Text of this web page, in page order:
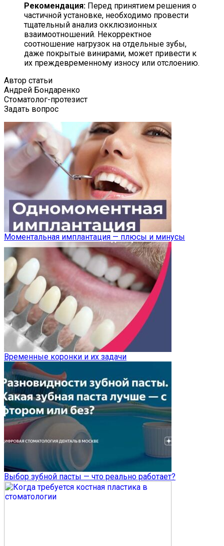
Рекомендация: Перед принятием решения о
частичной установке, необходимо провести
тщательный анализ окклюзионных
взаимоотношений. Некорректное
соотношение нагрузок на отдельные зубы,
даже покрытые винирами, может привести к
их преждевременному износу или отслоению.
Автор статьи
Андрей Бондаренко
Стоматолог-протезист
Задать вопрос
Моментальная имплантация — плюсы и минусы
Временные коронки и их задачи
Выбор зубной пасты — что реально работает?